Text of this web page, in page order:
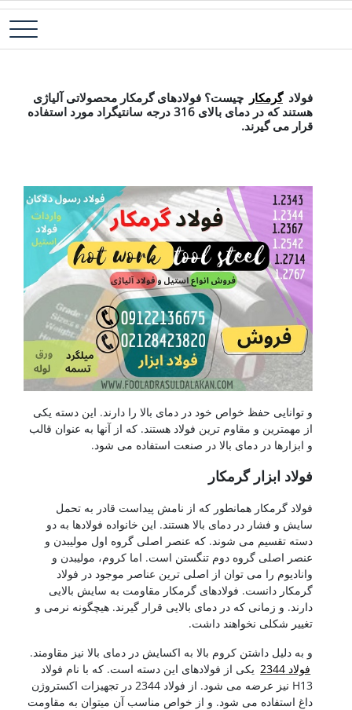
پرش فولاد آلیاژی-میلگرد آلیاژی-تسمه آلیاژی-ورق آلیاژی-لوله آلیاژی-نبشی
فولاد گرمکار چیست؟ فولادهای گرمکار محصولاتی آلیاژی
هستند که در دمای بالای 316 درجه سانتیگراد مورد استفاده
قرار می گیرند.
و توانایی حفظ خواص خود در دمای بالا را دارند. این دسته یکی
از مهمترین و مقاوم ترین فولاد هستند. که از آنها به عنوان قالب
و ابزارها در دمای بالا در صنعت استفاده می شود.
فولاد ابزار گرمکار
فولاد گرمکار همانطور که از نامش پیداست قادر به تحمل
سایش و فشار در دمای بالا هستند. این خانواده فولادها به دو
دسته تقسیم می شوند. که عنصر اصلی گروه اول مولیبدن و
عنصر اصلی گروه دوم تنگستن است. اما کروم، مولیبدن و
وانادیوم را می توان از اصلی ترین عناصر موجود در فولاد
گرمکار دانست. فولادهای گرمکار مقاومت به سایش بالایی
دارند. و زمانی که در دمای بالایی قرار گیرند. هیچگونه نرمی و
تغییر شکلی نخواهند داشت.
و به دلیل داشتن کروم بالا به اکسایش در دمای بالا نیز مقاومند.
فولاد 2344
یکی از فولادهای این دسته است. که با نام فولاد
H13 نیز عرضه می شود. از فولاد 2344 در تجهیزات اکستروژن
داغ استفاده می شود. و از خواص مناسب آن میتوان به مقاومت